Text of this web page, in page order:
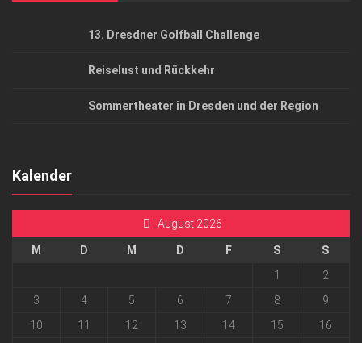
13. Dresdner Golfball Challenge
Reiselust und Rückkehr
Sommertheater in Dresden und der Region
Kalender
August 2026
M D M D F S
S
1
2
3
4 5 6 7 8
9
10
11 12 13 14 15
16